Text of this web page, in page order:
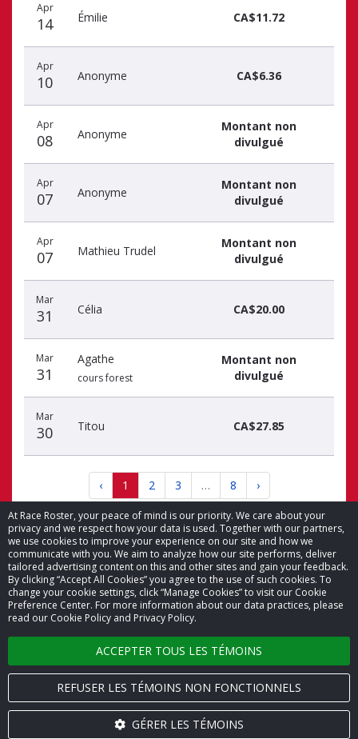
At Race Roster, your peace of mind is our priority. We care about your
privacy and we respect how your data is used. Together with our partners,
we use cookies to improve your experience on our site and how we
communicate with you. We aim to analyze how our site performs, deliver
tailored advertising content on this and other sites and gain your feedback.
By clicking “Accept All Cookies” you agree to the use of such cookies. To
change your cookie settings, click “Manage Cookies” to visit our Cookie
Preference Center. For more information about our data practices, please
read our Cookie Policy and Privacy Policy.
ACCEPTER TOUS LES TÉMOINS
REFUSER LES TÉMOINS NON FONCTIONNELS
GÉRER LES TÉMOINS
Apr
14 Émilie CA$11.72
Apr
10 Anonyme CA$6.36
Apr
08 Anonyme
Montant non
divulgué
Apr
07 Anonyme
Montant non
divulgué
Apr
07 Mathieu Trudel
Montant non
divulgué
Mar
31 Célia CA$20.00
Mar
31
Agathe
cours forest
Montant non
divulgué
Mar
30 Titou CA$27.85
‹ 1 2 3 … 8 ›
© 2026 Race Roster. Tous droits réservés.
Paramètres des témoins
Politique de confidentialité
Conditions générales
Nous joindre